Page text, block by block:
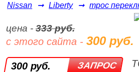
Nissan ➞ Liberty ➞ трос
цена -333 руб.
с этого сайта -300 руб.
300 руб.